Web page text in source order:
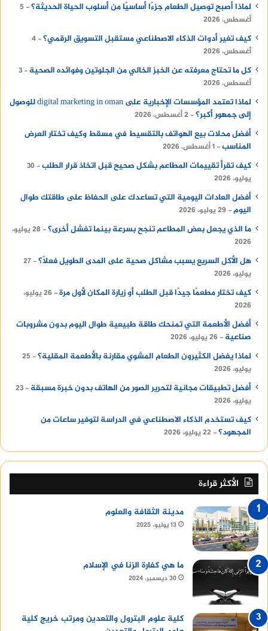
لماذا أصبح توصيل الطعام جزءًا أساسيًا من أسلوب الحياة الحديثة؟
5
أغسطس، 2026
كيف تغير أدوات الذكاء الاصطناعي مستقبل التسويق الرقمي؟ 4
أغسطس، 2026
كل ما تحتاج معرفته عن الخبز الخالي من الجلوتين وفوائده الصحية
3
أغسطس، 2026
لماذا تعتمد المؤسسات الإخبارية على digital marketing in oman للوصول
إلى جمهور أكبر؟ 2 أغسطس، 2026
أفضل محلات بيع الهواتف بالتقسيط في مسقط وكيف تختار العرض
المناسب 1 أغسطس، 2026
كيف تقرأ تقييمات المطاعم بشكل صحيح قبل اتخاذ قرار الطلب
30
يوليو، 2026
أفضل العادات اليومية التي تساعدك على الحفاظ على طاقتك طوال
اليوم
29 يوليو، 2026
ما الذي يجعل بعض المطاعم تنجح بسرعة بينما تفشل أخرى؟
28 يوليو،
2026
هل الأكل السريع يسبب مشاكل صحية على المدى الطويل فعلًا؟ 27
يوليو، 2026
كيف تختار مطعمًا جيدًا قبل الطلب أو زيارة المكان لأول مرة
26 يوليو،
2026
أفضل الأطعمة التي تمنحك طاقة طبيعية طوال اليوم بدون مشروبات
صناعية
26 يوليو، 2026
لماذا يفضل الكثيرون الطعام المشوي مقارنة بالأطعمة المقلية؟
25
يوليو، 2026
أفضل تطبيقات مجانية لتحرير الصور من الهاتف بدون خبرة مسبقة
23
يوليو، 2026
كيف تستخدم الذكاء الاصطناعي في الدراسة لتوفير ساعات من
المجهود؟ 22 يوليو، 2026
الأكثر قراءة
مدينة الثقافة والعلوم
13 يوليو، 2025
ما هي كفارة الزنا في الإسلام
30 ديسمبر، 2024
كلية علوم البترول والتعدين ومرتب خريج كلية